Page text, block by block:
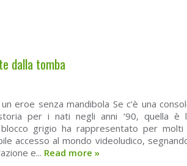
dalla tomba
eroe senza mandibola Se c’è una
per i nati negli anni ‘90, quella è
blocco grigio ha rappresentato per molti
accesso al mondo videoludico,
e... Read more »